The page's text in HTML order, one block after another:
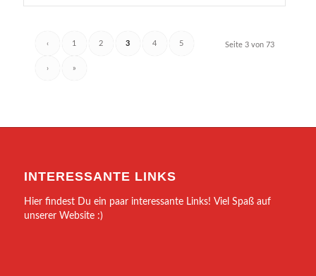
Seite 3 von 73
‹ 1 2 3 4 5
› »
INTERESSANTE LINKS
Hier findest Du ein paar interessante Links! Viel Spaß auf
unserer Website :)